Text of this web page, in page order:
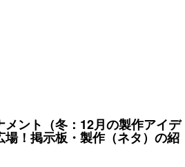
メント（冬：12月の製作アイデ
！掲示板・製作（ネタ）の紹